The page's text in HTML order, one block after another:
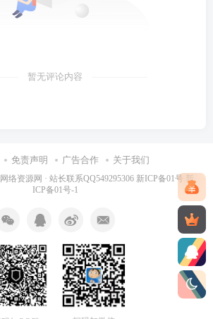
暂无评论内容
免责声明 广告合作 关于我们
络资源网 · 站长联系QQ549295306 新ICP备01号
新
ICP备01号-1